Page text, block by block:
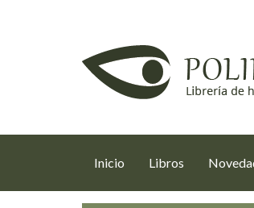
Inicio (current)
Libros